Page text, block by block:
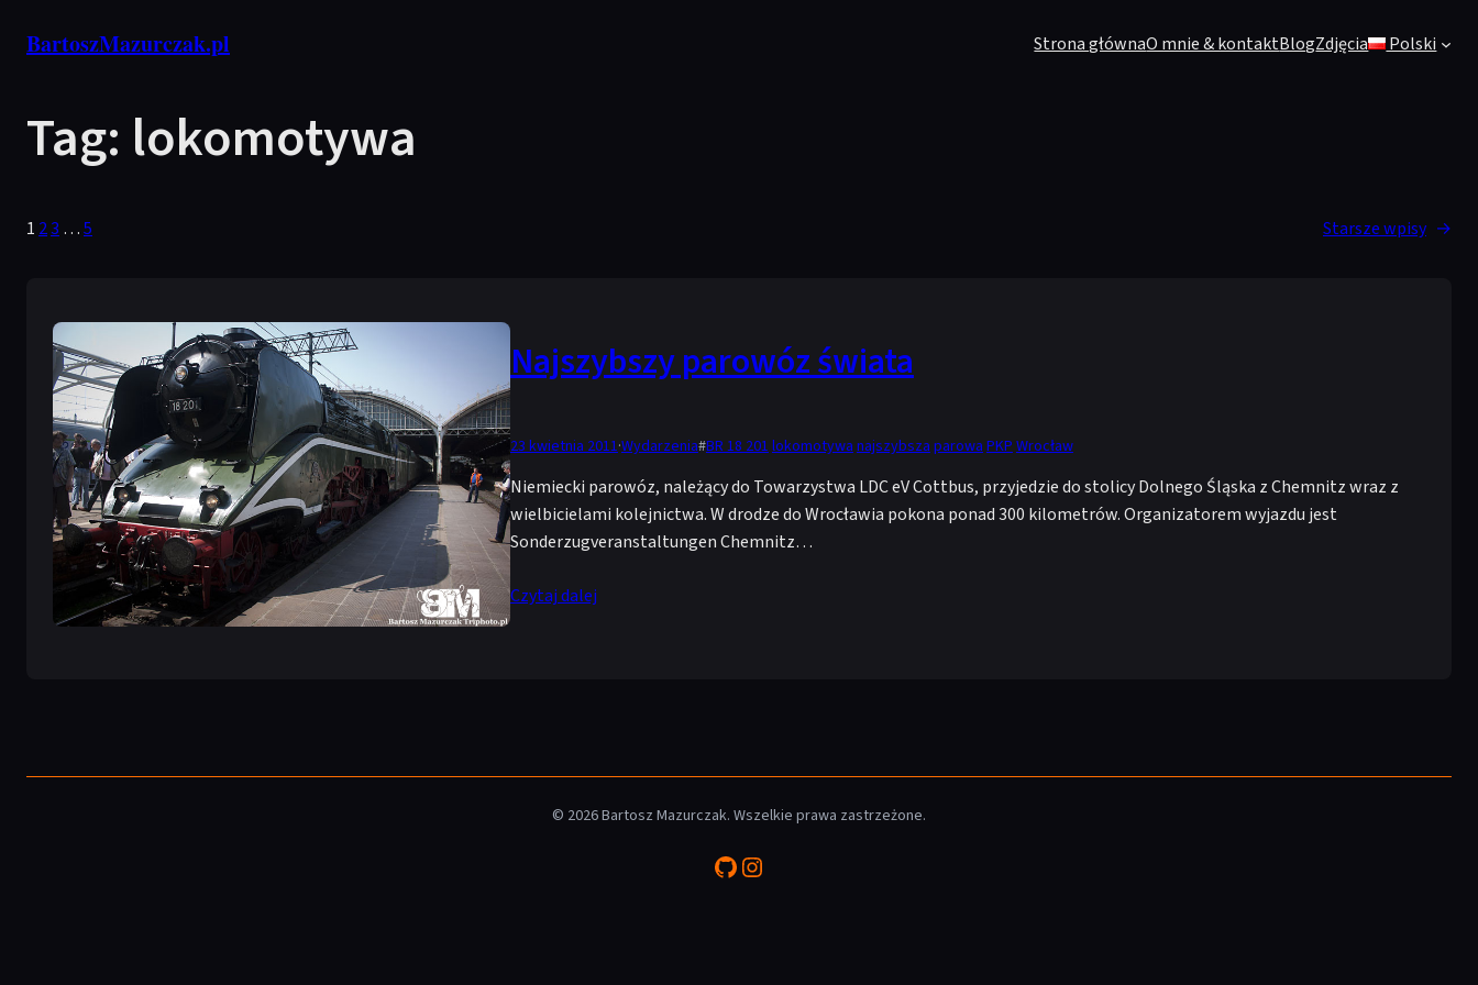
BartoszMazurczak.pl Strona głównaO mnie & kontaktBlogZdjęcia Polski
Tag: lokomotywa
1 23 …5 Starsze wpisy →
Najszybszy parowóz świata
23 kwietnia 2011·Wydarzenia#BR 18 201lokomotywanajszybszaparowaPKPWrocław
Niemiecki parowóz, należący do Towarzystwa LDC eV Cottbus, przyjedzie do stolicy Dolnego Śląska z Chemnitz wraz z
wielbicielami kolejnictwa. W drodze do Wrocławia pokona ponad 300 kilometrów. Organizatorem wyjazdu jest
Sonderzugveranstaltungen Chemnitz…
Czytaj dalej
© 2026 Bartosz Mazurczak. Wszelkie prawa zastrzeżone.
GitHubInstagram